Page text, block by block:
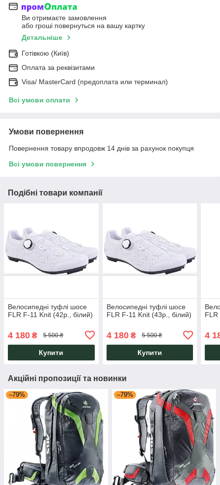
Ви отримаєте замовлення
або гроші повернуться на вашу картку
Детальніше
Готівкою (Київ)
Оплата за реквізитами
Visa/ MasterCard (предоплата или терминал)
Всі умови оплати
Умови повернення
Повернення товару впродовж 14 днів за рахунок покупця
Всі умови повернення
Подібні товари компанії
Велосипедні туфлі шосе
FLR F-11 Knit (42р., білий)
4 180 ₴ 5 500 ₴
Купити
Велосипедні туфлі шосе
FLR F-11 Knit (43р., білий)
4 180₴ 5 500 ₴
Купити
FLR
4
Акційні пропозиції та новинки
–79% –79%